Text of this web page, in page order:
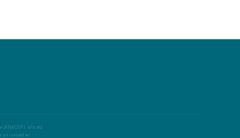
l'ANACOFI, elle est
un conseil en